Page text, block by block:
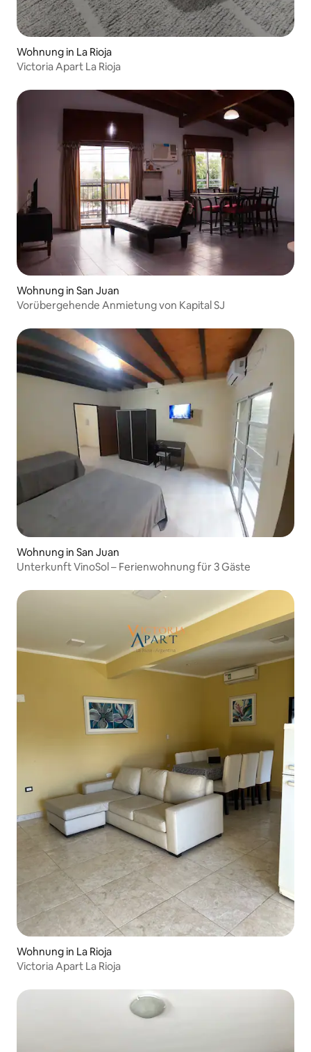
Wohnung in La Rioja
Victoria Apart La Rioja
Wohnung in San Juan
Vorübergehende Anmietung von Kapital SJ
Wohnung in San Juan
Unterkunft VinoSol – Ferienwohnung für 3 Gäste
Wohnung in La Rioja
Victoria Apart La Rioja